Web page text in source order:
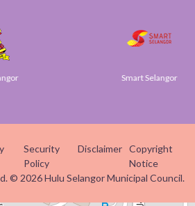
Smart Selangor
Security
Policy
Disclaimer Copyright
Notice
© 2026 Hulu Selangor Municipal Council.